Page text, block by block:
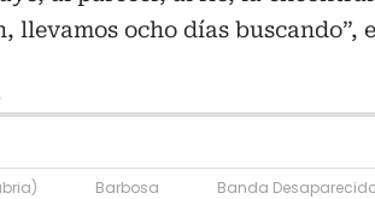
llevamos ocho días buscando”,
Barbosa Banda